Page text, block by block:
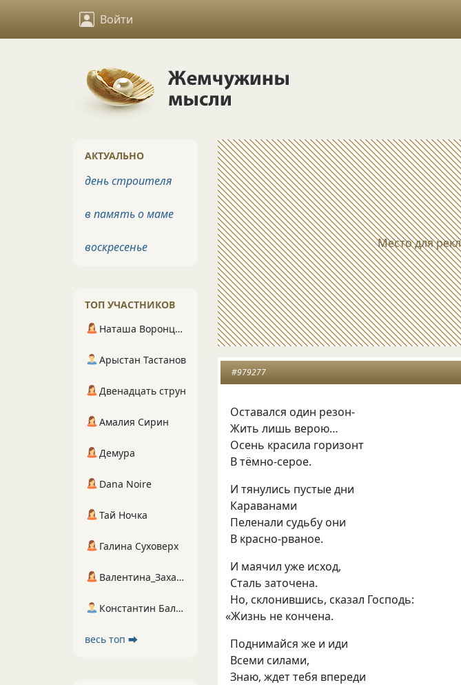
Войти
Место для
#979277
Оставался один резон-
Жить лишь верою…
Осень красила горизонт
В тёмно-серое.
И тянулись пустые дни
Караванами
Пеленали судьбу они
В красно-рваное.
И маячил уже исход,
Сталь заточена.
Но, склонившись, сказал Господь:
«Жизнь не кончена.
Поднимайся же и иди
Всеми силами,
Знаю, ждет тебя впереди
АКТУАЛЬНО
день строителя
в память о маме
воскресенье
ТОП УЧАСТНИКОВ
Наташа Воронцова
Арыстан Тастанов
Двенадцать струн
Амалия Сирин
Демура
Dana Noire
Тай Ночка
Галина Суховерх
Валентина_Захарова
Константин Балухта
весь топ ⮕